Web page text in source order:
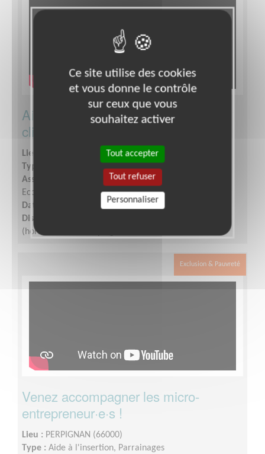
Aidez-nous au recouvrement des
client·es Adie
Lieu :
PERPIGNAN (66000)
Type :
Gestion financière et comptable
Association :
Association pour le Droit à l'Initiative
Economique
Date :
Disponibilité demandée :
(horaires flexibles : plage horaire : 9h-17h)
Exclusion & Pauvreté
Venez accompagner les micro-
entrepreneur·e·s !
Lieu : PERPIGNAN (66000)
Type : Aide à l'insertion, Parrainages
Ce site utilise des cookies
et vous donne le contrôle
sur ceux que vous
souhaitez activer
Tout accepter
Tout refuser
Personnaliser